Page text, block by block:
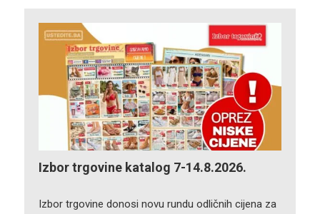
Izbor trgovine katalog 7-14.8.2026.
Izbor trgovine donosi novu rundu odličnih cijena za